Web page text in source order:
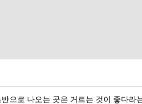
으로 나오는 곳은 거르는 것이 좋다